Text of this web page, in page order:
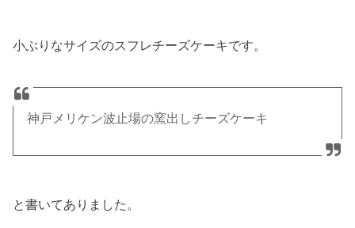
小ぶりなサイズのスフレチーズケーキです。
神戸メリケン波止場の窯出しチーズケーキ
と書いてありました。